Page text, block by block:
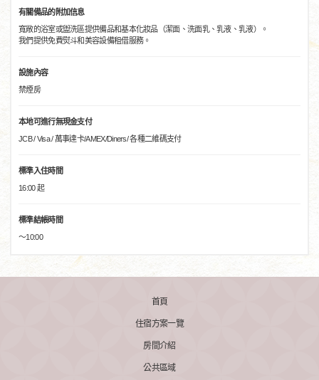
有關備品的附加信息
寬敞的浴室或盥洗區提供備品和基本化妝品（潔面、洗面乳、乳液、乳液）。
我們提供免費熨斗和美容設備租借服務。
設施內容
禁煙房
本地可進行無現金支付
JCB / Visa / 萬事達卡/AMEX/Diners/ 各種二維碼支付
標準入住時間
16:00 起
標準結帳時間
～10:00
首頁
住宿方案一覽
房間介紹
公共區域